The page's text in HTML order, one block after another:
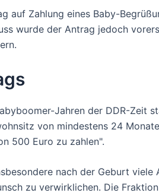
auf Zahlung eines Baby-
wurde der Antrag jedoch
Jahren der DDR-Zeit
von mindestens 24
500 Euro zu zahlen".
nach der Geburt
zu verwirklichen. Die